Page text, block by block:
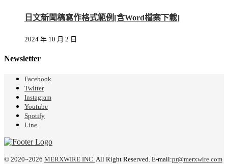
日文新聞稿寫作格式範例[含Word檔案下載]
2024 年 10 月 2 日
Newsletter
Facebook
Twitter
Instagram
Youtube
Spotify
Line
© 2020~2026 MERXWIRE INC.All Right Reserved. E-mail:pr@merxwire.com